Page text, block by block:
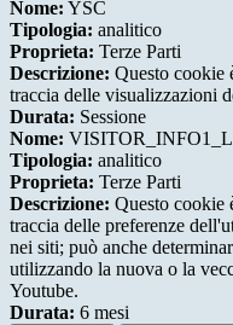
Nome: YSC
Tipologia: analitico
Proprieta: Terze Parti
Descrizione: Questo cookie
traccia delle visualizzazioni
Durata: Sessione
Nome:
Tipologia: analitico
Proprieta: Terze Parti
Descrizione: Questo cookie
traccia delle preferenze
nei siti; può anche
utilizzando la nuova o la
Youtube.
Durata: 6 mesi